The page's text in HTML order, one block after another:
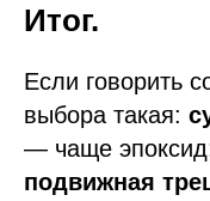
Итог.
Если говорить
выбора такая:
— чаще
подвижная